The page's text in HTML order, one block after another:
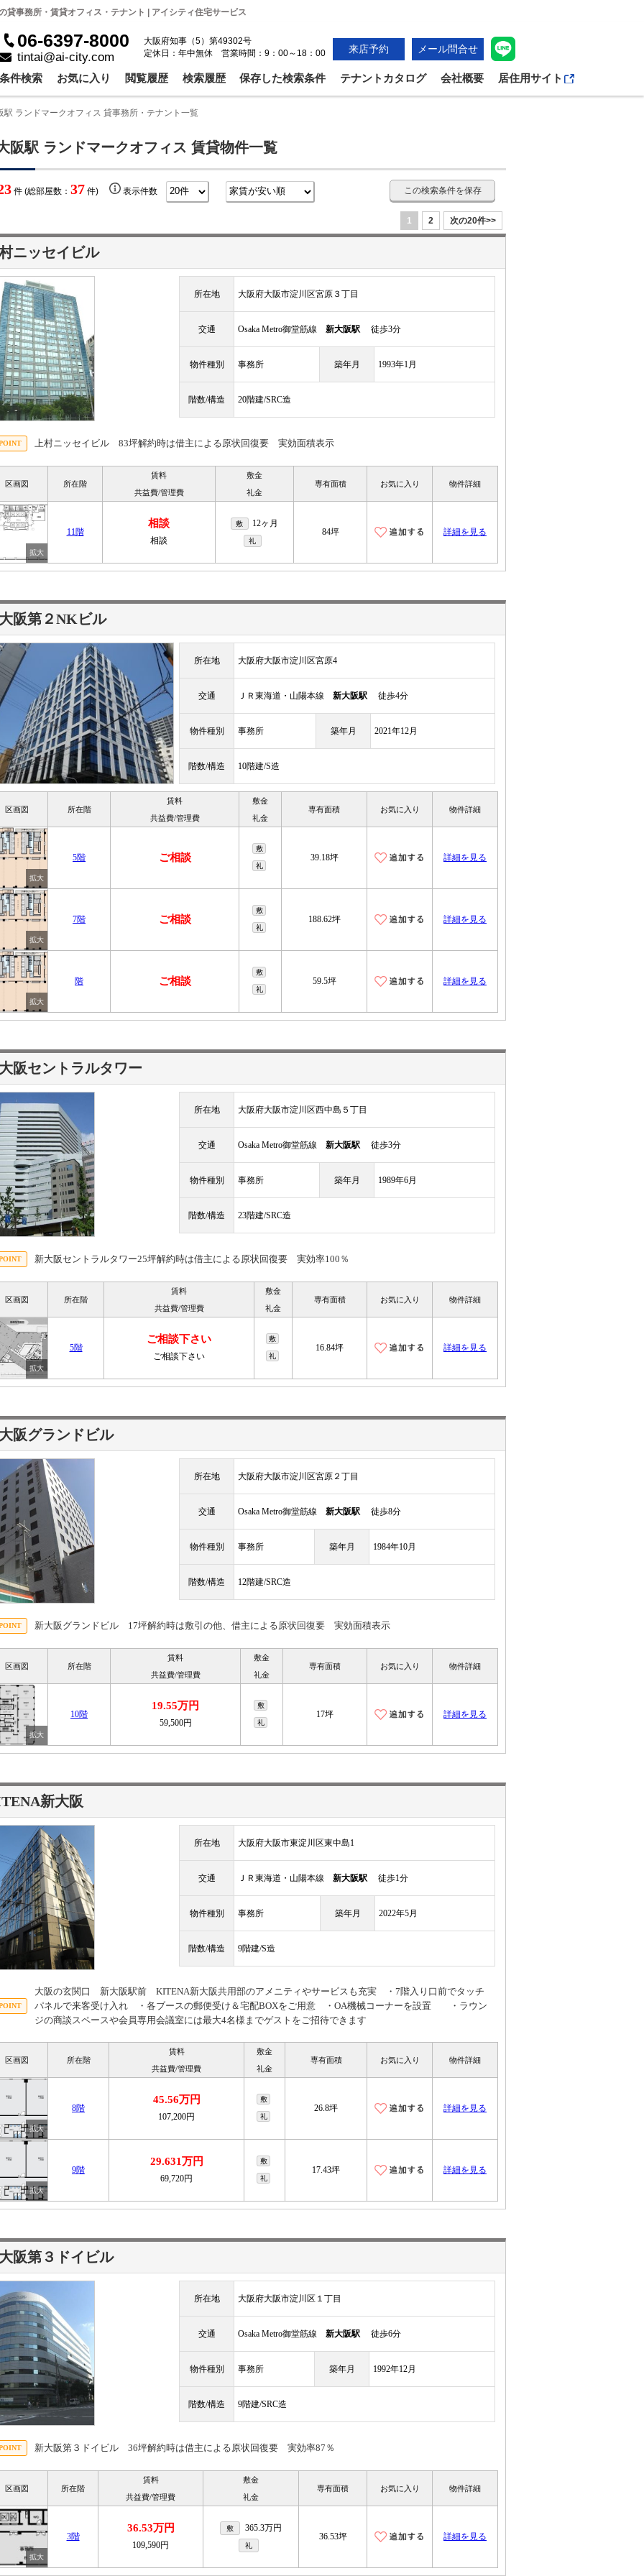
事務所・賃貸オフィス・テナント | アイシティ住宅サービス
06-6397-8000
tintai@ai-city.com
大阪府知事（5）第49302号
定休日：年中無休 営業時間：9：00～18：00
来店予約 メール問合せ
条件検索 お気に入り 閲覧履歴 検索履歴 保存した検索条件 テナントカタログ 会社概要 居住用サイト
駅 ランドマークオフィス 貸事務所・テナント一覧
阪駅 ランドマークオフィス 賃貸物件一覧
件 (総部屋数： 37 件) 表示件数 この検索条件を保存
1 2 次の20件>>
ニッセイビル
所在地 大阪府大阪市淀川区宮原３丁目
交通 Osaka Metro御堂筋線 新大阪駅 徒歩3分
物件種別 事務所 築年月 1993年1月
階数/構造 20階建/SRC造
上村ニッセイビル 83坪解約時は借主による原状回復要 実効面積表示
区画図 所在階
賃料
共益費/管理費
敷金
礼金
専有面積 お気に入り 物件詳細
11階
相談
相談
敷 12ヶ月
礼
84坪 詳細を見る
阪第２NKビル
所在地 大阪府大阪市淀川区宮原4
交通 ＪＲ東海道・山陽本線 新大阪駅 徒歩4分
物件種別 事務所 築年月 2021年12月
階数/構造 10階建/S造
区画図 所在階
賃料
共益費/管理費
敷金
礼金
専有面積 お気に入り 物件詳細
5階 ご相談
敷
礼
39.18坪 詳細を見る
7階 ご相談
敷
礼
188.62坪 詳細を見る
階 ご相談
敷
礼
59.5坪 詳細を見る
阪セントラルタワー
所在地 大阪府大阪市淀川区西中島５丁目
交通 Osaka Metro御堂筋線 新大阪駅 徒歩3分
物件種別 事務所 築年月 1989年6月
階数/構造 23階建/SRC造
新大阪セントラルタワー25坪解約時は借主による原状回復要 実効率100％
区画図 所在階
賃料
共益費/管理費
敷金
礼金
専有面積 お気に入り 物件詳細
5階
ご相談下さい
ご相談下さい
敷
礼
16.84坪 詳細を見る
阪グランドビル
所在地 大阪府大阪市淀川区宮原２丁目
交通 Osaka Metro御堂筋線 新大阪駅 徒歩8分
物件種別 事務所 築年月 1984年10月
階数/構造 12階建/SRC造
新大阪グランドビル 17坪解約時は敷引の他、借主による原状回復要 実効面積表示
区画図 所在階
賃料
共益費/管理費
敷金
礼金
専有面積 お気に入り 物件詳細
10階
19.55万円
59,500円
敷
礼
17坪 詳細を見る
新大阪
所在地 大阪府大阪市東淀川区東中島1
交通 ＪＲ東海道・山陽本線 新大阪駅 徒歩1分
物件種別 事務所 築年月 2022年5月
階数/構造 9階建/S造
大阪の玄関口 新大阪駅前 KITENA新大阪共用部のアメニティやサービスも充実 ・7階入り口前でタッチ
パネルで来客受け入れ ・各ブースの郵便受け＆宅配BOXをご用意 ・OA機械コーナーを設置 ・ラウン
ジの商談スペースや会員専用会議室には最大4名様までゲストをご招待できます
区画図 所在階
賃料
共益費/管理費
敷金
礼金
専有面積 お気に入り 物件詳細
8階
45.56万円
107,200円
敷
礼
26.8坪 詳細を見る
9階
29.631万円
69,720円
敷
礼
17.43坪 詳細を見る
阪第３ドイビル
所在地 大阪府大阪市淀川区１丁目
交通 Osaka Metro御堂筋線 新大阪駅 徒歩6分
物件種別 事務所 築年月 1992年12月
階数/構造 9階建/SRC造
新大阪第３ドイビル 36坪解約時は借主による原状回復要 実効率87％
区画図 所在階
賃料
共益費/管理費
敷金
礼金
専有面積 お気に入り 物件詳細
3階
36.53万円
109,590円
敷 365.3万円
礼
36.53坪 詳細を見る